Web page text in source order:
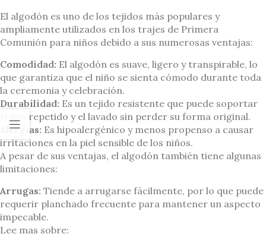
El algodón es uno de los tejidos más populares y
ampliamente utilizados en los trajes de Primera
Comunión para niños debido a sus numerosas ventajas:
Comodidad: El algodón es suave, ligero y transpirable, lo
que garantiza que el niño se sienta cómodo durante toda
la ceremonia y celebración.
Durabilidad: Es un tejido resistente que puede soportar
el uso repetido y el lavado sin perder su forma original.
Alergias: Es hipoalergénico y menos propenso a causar
irritaciones en la piel sensible de los niños.
A pesar de sus ventajas, el algodón también tiene algunas
limitaciones:
Arrugas: Tiende a arrugarse fácilmente, por lo que puede
requerir planchado frecuente para mantener un aspecto
impecable.
Lee mas sobre: